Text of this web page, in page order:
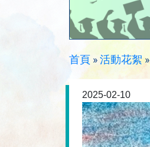
首頁 »活動花絮»
2025-02-10